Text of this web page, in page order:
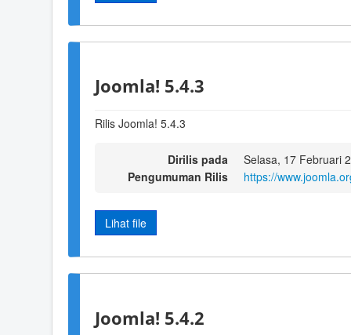
Joomla! 5.4.3
Rilis Joomla! 5.4.3
Dirilis pada
Selasa, 17 Februari
Pengumuman Rilis
https://
Lihat file
Joomla! 5.4.2